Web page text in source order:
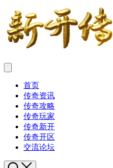
首页
传奇资讯
传奇攻略
传奇玩家
传奇新开
传奇开区
交流论坛